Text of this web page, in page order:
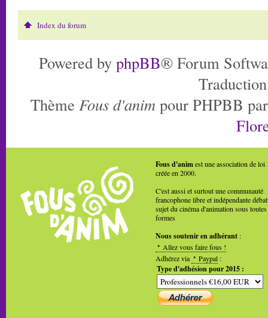
Index du forum
Powered by phpBB® Forum
Thème Fous d'anim pour PHPBB
Fous d'animest une association de loi
créée en 2000.
C'est aussi et surtout une communauté
francophone libre et indépendante
sujet du cinéma d'animation sous toutes
formes
Nous soutenir en adhérant :
Allez vous faire fous !
Adhérez via
Paypal :
Type d'adhésion pour 2015 :